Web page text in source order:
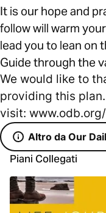
It is our hope and
follow will warm
lead you to lean on
Guide through the
We would like to
providing this
visit:
Altro da Our
Piani Collegati